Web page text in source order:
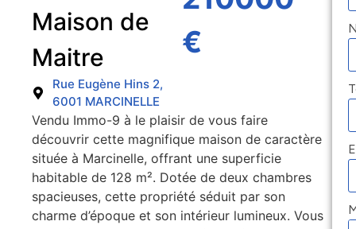
Maison de
Maitre
Rue Eugène Hins 2,
6001 MARCINELLE
€
Vendu Immo-9 à le plaisir de vous faire
découvrir cette magnifique maison de caractère
située à Marcinelle, offrant une superficie
habitable de 128 m². Dotée de deux chambres
spacieuses, cette propriété séduit par son
charme d’époque et son intérieur lumineux. Vous